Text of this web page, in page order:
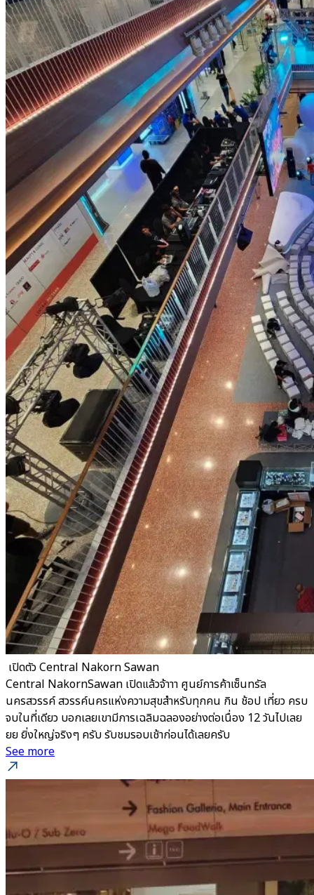
​ เปิดตัว Central Nakorn Sawan
Central NakornSawan เปิดแล้วจ้าาา ศูนย์การค้าเซ็นทรัล
นครสวรรค์ สวรรค์นครแห่งความสุขสำหรับทุกคน กิน ช้อป เที่ยว ครบ
จบในที่เดียว บอกเลยเขามีการเฉลิมฉลองอย่างต่อเนื่อง 12 วันไปเลย
ยย ยิ่งใหญ่จริงๆ ครับ รับชมรอบเช้าก่อนได้เลยครับ
See more